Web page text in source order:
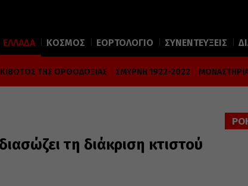
ΕΛΛΑΔΑ ΚΟΣΜΟΣ ΕΟΡΤΟΛΟΓΙΟ ΣΥΝΕΝΤΕΥΞΕΙΣ
ΚΙΒΩΤΟΣ ΤΗΣ ΟΡΘΟΔΟΞΙΑΣ ΣΜΥΡΝΗ 1922-2022
τη διάκριση κτιστού